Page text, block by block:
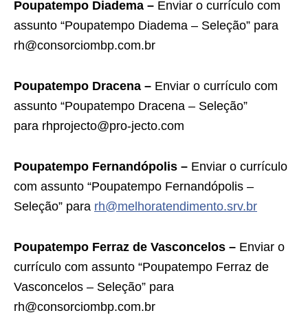
Poupatempo Diadema – Enviar o currículo com
assunto “Poupatempo Diadema – Seleção” para
rh@consorciombp.com.br
Poupatempo Dracena – Enviar o currículo com
assunto “Poupatempo Dracena – Seleção”
para rhprojecto@pro-jecto.com
Poupatempo Fernandópolis – Enviar o currículo
com assunto “Poupatempo Fernandópolis –
Seleção” para rh@melhoratendimento.srv.br
Poupatempo Ferraz de Vasconcelos – Enviar o
currículo com assunto “Poupatempo Ferraz de
Vasconcelos – Seleção” para
rh@consorciombp.com.br